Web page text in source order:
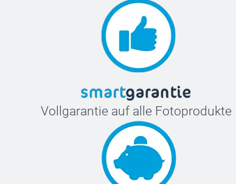
Vollgarantie auf alle Fotoprodukte